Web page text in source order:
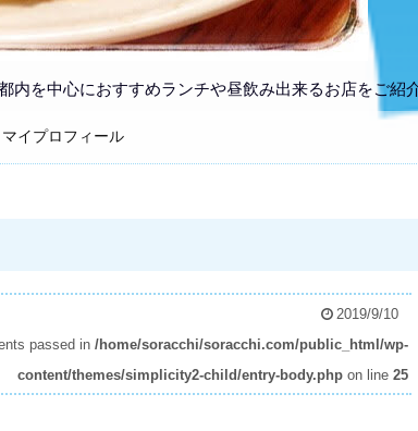
を中心におすすめランチや昼飲み出来るお店をご紹
マイプロフィール
2019/9/10
passed in /home/soracchi/soracchi.com/public_html/wp-
content/themes/simplicity2-child/entry-body.php on line 25